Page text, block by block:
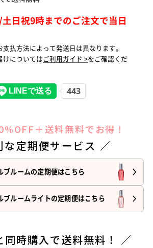
日祝9時までのご注文で当日
支払方法によって発送日は異なります。
けについては ご利用ガイド >をご確認くだ
＋送料無料でお得！
な定期便サービス ／
ブルームの定期便はこちら
ブルームライトの定期便はこちら
同時購入で送料無料！ ／